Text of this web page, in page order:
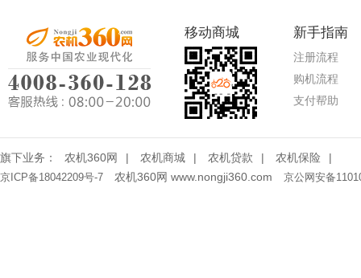
移动商城 新手指南
注册流程
购机流程
支付帮助
旗下业务： 农机360网 | 农机商城 | 农机贷款 | 农机保险 |
京ICP备18042209号-7 农机360网 www.nongji360.com 京公网安备